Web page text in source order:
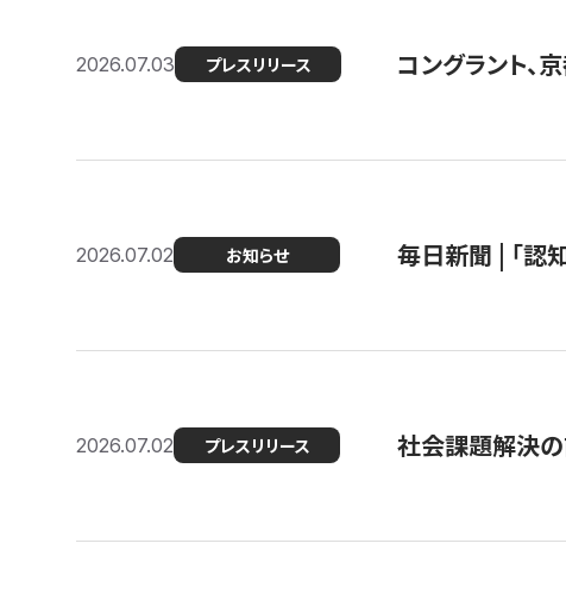
2026.07.03 プレスリリース コングラント、
2026.07.02 お知らせ 毎日新聞 | 「認
2026.07.02 プレスリリース 社会課題解決